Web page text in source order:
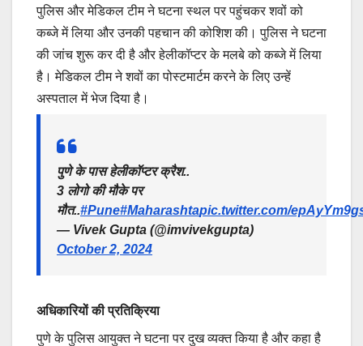
पुलिस और मेडिकल टीम ने घटना स्थल पर पहुंचकर शवों को
कब्जे में लिया और उनकी पहचान की कोशिश की। पुलिस ने घटना
की जांच शुरू कर दी है और हेलीकॉप्टर के मलबे को कब्जे में लिया
है। मेडिकल टीम ने शवों का पोस्टमार्टम करने के लिए उन्हें
अस्पताल में भेज दिया है।
पुणे के पास हेलीकॉप्टर क्रैश..
3 लोगो की मौके पर
मौत..#Pune#Maharashtapic.twitter.com/
— Vivek Gupta (@imvivekgupta)
October 2, 2024
अधिकारियों की प्रतिक्रिया
पुणे के पुलिस आयुक्त ने घटना पर दुख व्यक्त किया है और कहा है